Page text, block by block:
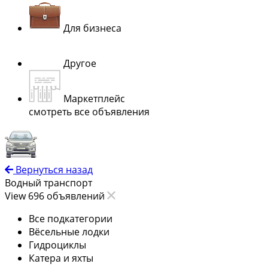
Для бизнеса
Другое
Маркетплейс
смотреть все объявления
Вернуться назад
Водный транспорт
View 696 объявлений
Все подкатегории
Вёсельные лодки
Гидроциклы
Катера и яхты